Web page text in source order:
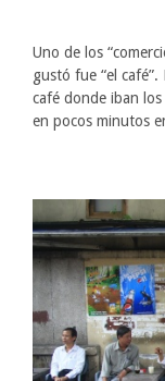
Uno de los
gustó fue “el
café donde iban
en pocos minutos